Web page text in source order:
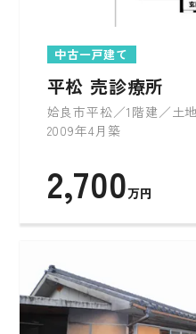
中古一戸建て
平松 売診療所
姶良市平松／1階建／土
2009年4月築
2,700万円